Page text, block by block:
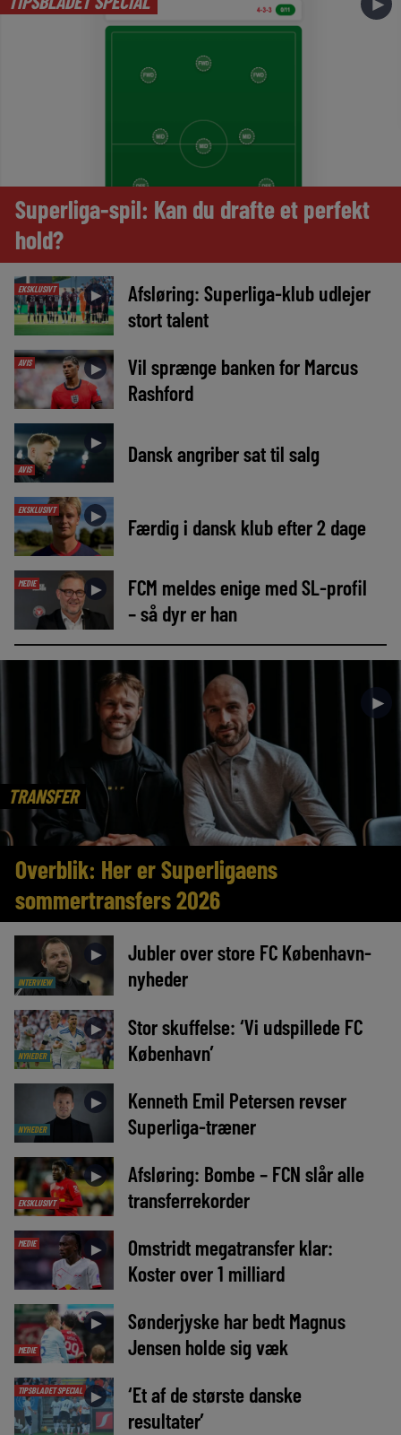
Superliga-spil: Kan du drafte et perfekt
hold?
EKSKLUSIVT ►
Afsløring: Superliga-klub udlejer
stort talent
AVIS ►
Vil sprænge banken for Marcus
Rashford
AVIS
► Dansk angriber sat til salg
EKSKLUSIVT ► Færdig i dansk klub efter 2 dage
MEDIE ►
FCM meldes enige med SL-profil
– så dyr er han
TRANSFER
►
Overblik: Her er Superligaens
sommertransfers 2026
INTERVIEW
►
Jubler over store FC København-
nyheder
NYHEDER
►
Stor skuffelse: ‘Vi udspillede FC
København’
NYHEDER
►
Kenneth Emil Petersen revser
Superliga-træner
EKSKLUSIVT
►
Afsløring: Bombe – FCN slår alle
transferrekorder
MEDIE ►
Omstridt megatransfer klar:
Koster over 1 milliard
MEDIE
►
Sønderjyske har bedt Magnus
Jensen holde sig væk
TIPSBLADET SPECIAL ►
‘Et af de største danske
resultater’